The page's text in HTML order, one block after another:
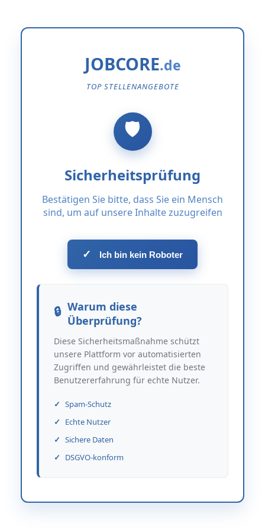
JOBCORE
TOP STELLENANGEBOTE
Sicherheitsprüfung
Bestätigen Sie bitte, dass Sie ein Mensch
sind, um auf unsere Inhalte zuzugreifen
✓ Ich bin kein Roboter
Warum diese
Überprüfung?
Diese Sicherheitsmaßnahme schützt
unsere Plattform vor automatisierten
Zugriffen und gewährleistet die beste
Benutzererfahrung für echte Nutzer.
Spam-Schutz
Echte Nutzer
Sichere Daten
DSGVO-konform